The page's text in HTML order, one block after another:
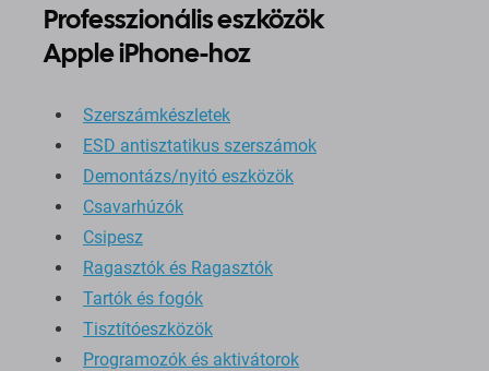
Professzionális eszközök
Apple iPhone-hoz
Szerszámkészletek
ESD antisztatikus szerszámok
Demontázs/nyitó eszközök
Csavarhúzók
Csipesz
Ragasztók és Ragasztók
Tartók és fogók
Tisztítóeszközök
Programozók és aktivátorok